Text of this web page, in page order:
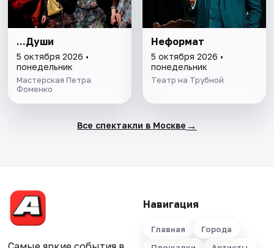
...Души
5 октября 2026 •
понедельник
Мастерская Петра
Фоменко
Неформат
5 октября 2026 •
понедельник
Театр на Трубной
Все спектакли в Москве →
Навигация
Главная
Города